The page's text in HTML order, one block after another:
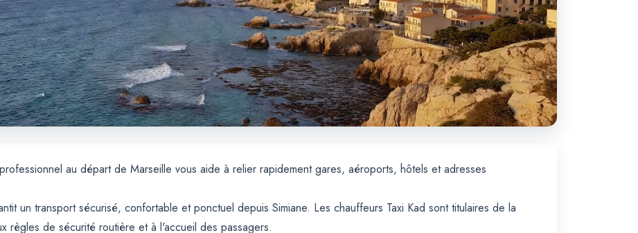
au départ de Marseille vous aide à relier rapidement gares, aéroports, hôtels et adresses
un transport sécurisé, confortable et ponctuel depuis Simiane. Les chauffeurs Taxi Kad sont titulaires de la
règles de sécurité routière et à l'accueil des passagers.